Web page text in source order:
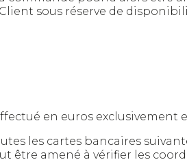
sous réserve de
en euros
les cartes bancaires
être amené à vérifier les